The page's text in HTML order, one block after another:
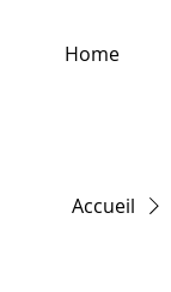
Home
Accueil